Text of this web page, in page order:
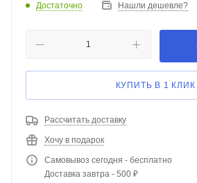
Достаточно Нашли дешевле?
КУПИТЬ В 1 КЛИК
Рассчитать доставку
Хочу в подарок
Самовывоз сегодня - бесплатно
Доставка завтра - 500 ₽